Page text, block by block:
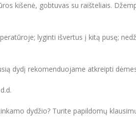
kišenė, gobtuvas su raišteliais.
lyginti išvertus į kitą pusę;
dydį rekomenduojame atkreipti
dydžio? Turite papildomų